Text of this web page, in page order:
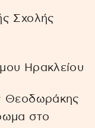
Σχολής
Ηρακλείου
Θεοδωράκης
στο